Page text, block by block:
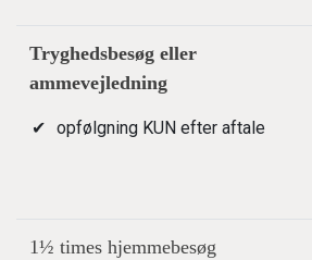
Tryghedsbesøg eller
ammevejledning
opfølgning KUN efter aftale
1½ times hjemmebesøg